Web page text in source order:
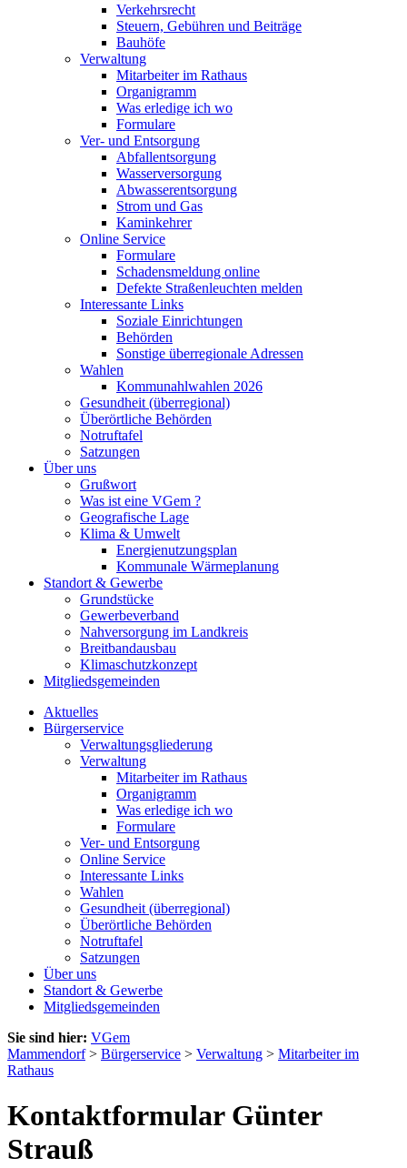
Verkehrsrecht
Steuern, Gebühren und Beiträge
Bauhöfe
Verwaltung
Mitarbeiter im Rathaus
Organigramm
Was erledige ich wo
Formulare
Ver- und Entsorgung
Abfallentsorgung
Wasserversorgung
Abwasserentsorgung
Strom und Gas
Kaminkehrer
Online Service
Formulare
Schadensmeldung online
Defekte Straßenleuchten melden
Interessante Links
Soziale Einrichtungen
Behörden
Sonstige überregionale Adressen
Wahlen
Kommunahlwahlen 2026
Gesundheit (überregional)
Überörtliche Behörden
Notruftafel
Satzungen
Über uns
Grußwort
Was ist eine VGem ?
Geografische Lage
Klima & Umwelt
Energienutzungsplan
Kommunale Wärmeplanung
Standort & Gewerbe
Grundstücke
Gewerbeverband
Nahversorgung im Landkreis
Breitbandausbau
Klimaschutzkonzept
Mitgliedsgemeinden
Aktuelles
Bürgerservice
Verwaltungsgliederung
Verwaltung
Mitarbeiter im Rathaus
Organigramm
Was erledige ich wo
Formulare
Ver- und Entsorgung
Online Service
Interessante Links
Wahlen
Gesundheit (überregional)
Überörtliche Behörden
Notruftafel
Satzungen
Über uns
Standort & Gewerbe
Mitgliedsgemeinden
Sie sind hier: VGem
Mammendorf> Bürgerservice > Verwaltung > Mitarbeiter im
Rathaus
Kontaktformular Günter
Strauß